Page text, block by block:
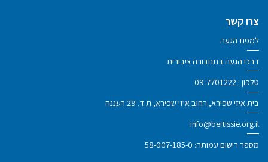
צרו קשר
למפת הגעה
דרכי הגעה בתחבורה ציבורית
טלפון : 09-7701222
בית איזי שפירא, רחוב איזי שפירא, ת.ד. 29 רעננה
info@beitissie.org.il
מספר רישום עמותה: 58-007-185-0